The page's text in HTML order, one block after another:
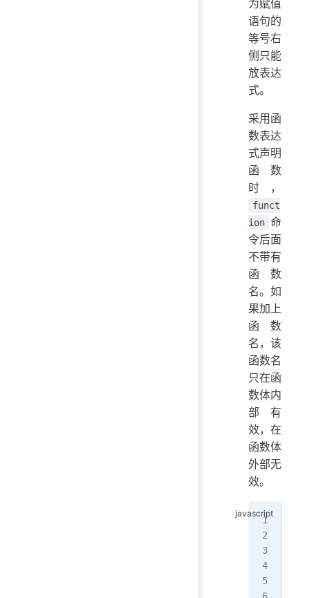
为赋值
语句的
等号右
侧只能
放表达
式。
采用函
数表达
式声明
函数
时，
funct
ion 命
令后面
不带有
函数
名。如
果加上
函数
名，该
函数名
只在函
数体内
部有
效，在
函数体
外部无
效。